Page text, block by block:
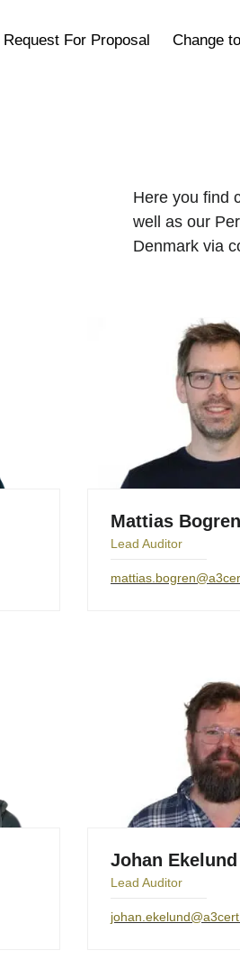
Request For Proposal Change
Here you find
well as our
Denmark via
Mattias Bogren
Lead Auditor
Johan Ekelund
Lead Auditor